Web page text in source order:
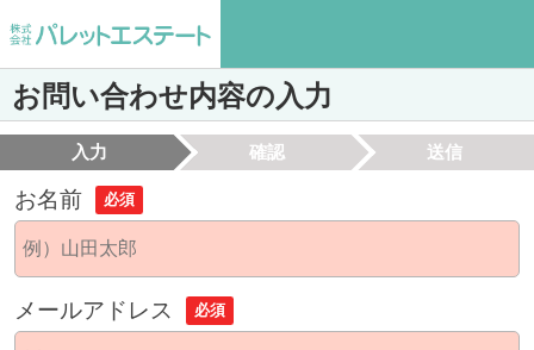
お問い合わせ内容の入力
入力 確認 送信
お名前 必須
メールアドレス 必須